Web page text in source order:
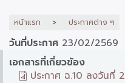
หน้าแรก ประกาศต่าง ๆ
วันที่ประกาศ 23/02/2569
เอกสารที่เกี่ยวข้อง
ประกาศ ฉ.10 ลงวันที่